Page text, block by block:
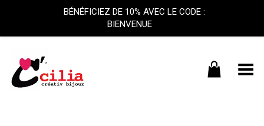
Basculer le menu
BÉNÉFICIEZ DE 10% AVEC LE CODE :
BIENVENUE